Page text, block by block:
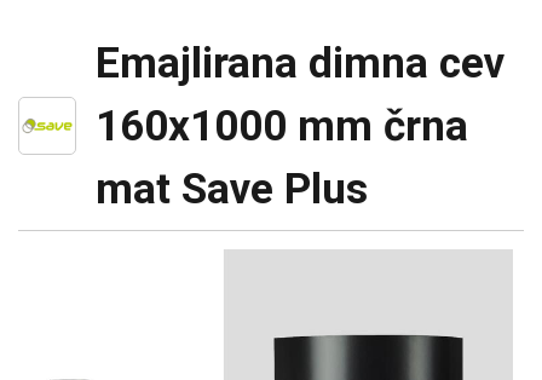
Emajlirana dimna cev
160x1000 mm črna
mat Save Plus